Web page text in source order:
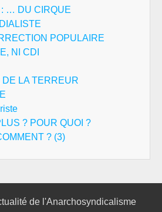
: … DU CIRQUE
POPULAIRE
NI CDI
DE LA TERREUR
? POUR QUOI ?
? (3)
de l'Anarchosyndicalisme